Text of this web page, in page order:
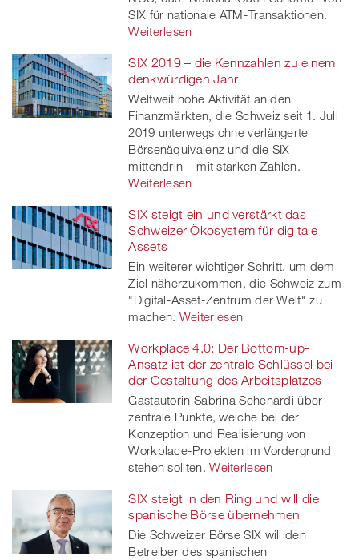
SIX für nationale ATM-Transaktionen.
Weiterlesen
SIX 2019 – die Kennzahlen zu einem
denkwürdigen Jahr
Weltweit hohe Aktivität an den
Finanzmärkten, die Schweiz seit 1. Juli
2019 unterwegs ohne verlängerte
Börsenäquivalenz und die SIX
mittendrin – mit starken Zahlen.
Weiterlesen
SIX steigt ein und verstärkt das
Schweizer Ökosystem für digitale
Assets
Ein weiterer wichtiger Schritt, um dem
Ziel näherzukommen, die Schweiz zum
"Digital-Asset-Zentrum der Welt" zu
machen. Weiterlesen
Workplace 4.0: Der Bottom-up-
Ansatz ist der zentrale Schlüssel bei
der Gestaltung des Arbeitsplatzes
Gastautorin Sabrina Schenardi über
zentrale Punkte, welche bei der
Konzeption und Realisierung von
Workplace-Projekten im Vordergrund
stehen sollten. Weiterlesen
SIX steigt in den Ring und will die
spanische Börse übernehmen
Die Schweizer Börse SIX will den
Betreiber des spanischen